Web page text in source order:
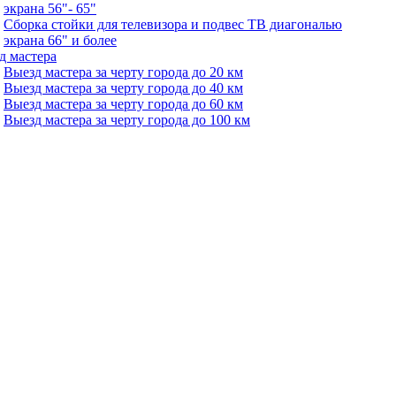
экрана 56"- 65"
Сборка стойки для телевизора и подвес ТВ диагональю
экрана 66" и более
мастера
Выезд мастера за черту города до 20 км
Выезд мастера за черту города до 40 км
Выезд мастера за черту города до 60 км
Выезд мастера за черту города до 100 км